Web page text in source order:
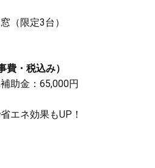
（限定3台）
費・税込み）
助金：65,000円
エネ効果もUP！